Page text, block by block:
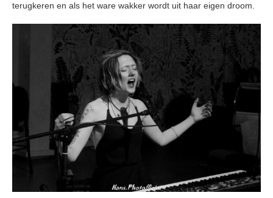
terugkeren en als het ware wakker wordt uit haar eigen droom.